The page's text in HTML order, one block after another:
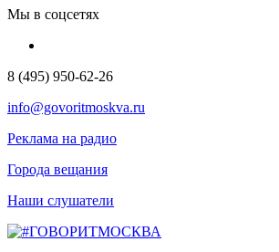
Мы в соцсетях
8 (495) 950-62-26
info@govoritmoskva.ru
Реклама на радио
Города вещания
Наши слушатели